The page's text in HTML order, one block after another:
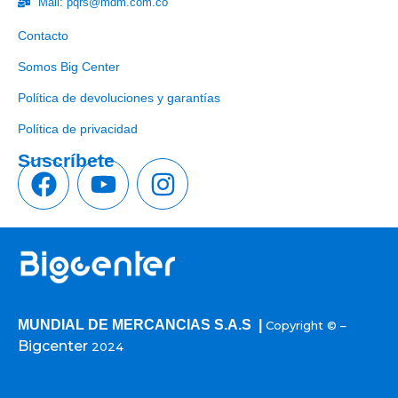
Enlaces útiles
Contacto
Somos Big Center
Política de devoluciones y garantías
Política de privacidad
Suscríbete
MUNDIAL DE MERCANCIAS S.A.S | Copyright © –
Bigcenter 2024